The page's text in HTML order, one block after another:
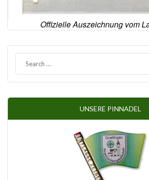
Offizielle Auszeichnung vom
UNSERE PINNADEL